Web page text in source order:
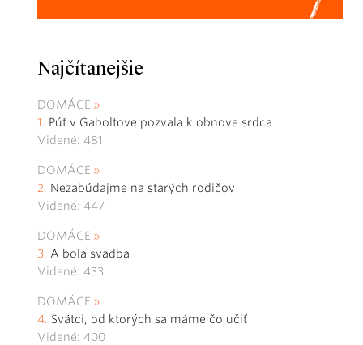
Najčítanejšie
DOMÁCE
Púť v Gaboltove pozvala k obnove srdca
Videné: 481
DOMÁCE
Nezabúdajme na starých rodičov
Videné: 447
DOMÁCE
A bola svadba
Videné: 433
DOMÁCE
Svätci, od ktorých sa máme čo učiť
Videné: 400